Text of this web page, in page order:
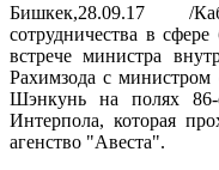
Бишкек,28.09.17 /
сотрудничества в
встрече министра
Рахимзода с
Шэнкунь на полях 86-
Интерпола, которая
агенство "Авеста".